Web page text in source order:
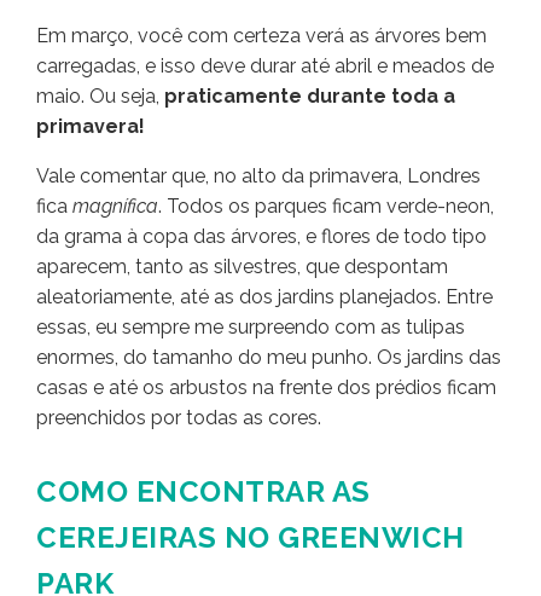
Em março, você com certeza verá as árvores bem
carregadas, e isso deve durar até abril e meados de
maio. Ou seja, praticamente durante toda a
primavera!
Vale comentar que, no alto da primavera, Londres
fica magnífica. Todos os parques ficam verde-neon,
da grama à copa das árvores, e flores de todo tipo
aparecem, tanto as silvestres, que despontam
aleatoriamente, até as dos jardins planejados. Entre
essas, eu sempre me surpreendo com as tulipas
enormes, do tamanho do meu punho. Os jardins das
casas e até os arbustos na frente dos prédios ficam
preenchidos por todas as cores.
COMO ENCONTRAR AS
CEREJEIRAS NO GREENWICH
PARK